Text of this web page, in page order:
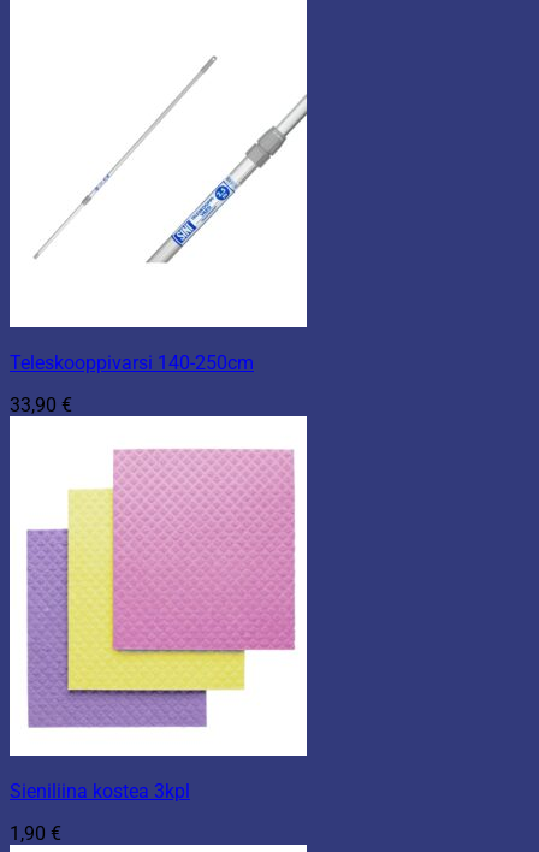
Teleskooppivarsi 140-250cm
33,90 €
Sieniliina kostea 3kpl
1,90 €